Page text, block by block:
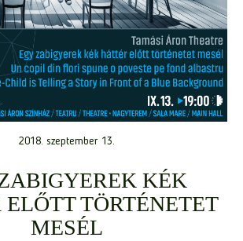
2018. szeptember 13.
KÉK
TÖRTÉNETET
MESÉL